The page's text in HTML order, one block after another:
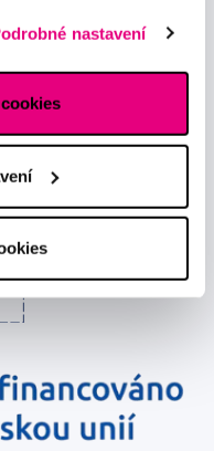
nastavení
údajůpro tyto účely.